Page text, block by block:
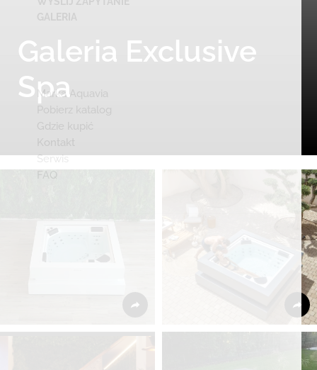
Marka Aquavia
Serwis
FAQ
Galeria Exclusive
Spa